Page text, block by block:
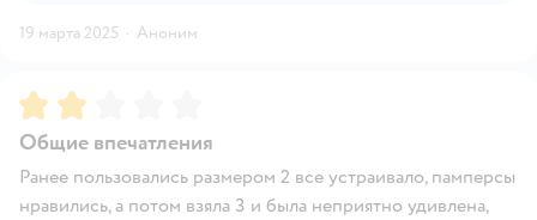
19 марта 2025 · Аноним
Рейтинг:
Общие впечатления
Ранее пользовались размером 2 все устраивало, памперсы
нравились, а потом взяла 3 и была неприятно удивлена,